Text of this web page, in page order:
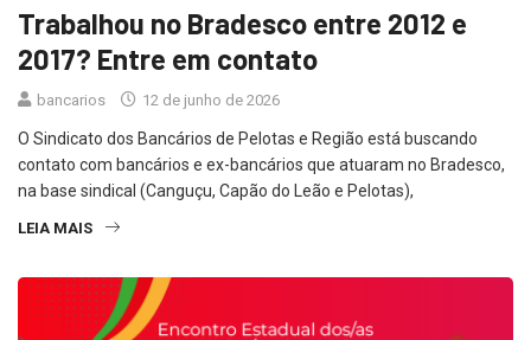
Trabalhou no Bradesco entre 2012 e
2017? Entre em contato
bancarios 12 de junho de 2026
O Sindicato dos Bancários de Pelotas e Região está buscando
contato com bancários e ex-bancários que atuaram no Bradesco,
na base sindical (Canguçu, Capão do Leão e Pelotas),
LEIA MAIS